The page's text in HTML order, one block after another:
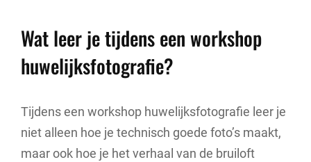
Wat leer je tijdens een workshop
huwelijksfotografie?
Tijdens een workshop huwelijksfotografie leer je
niet alleen hoe je technisch goede foto’s maakt,
maar ook hoe je het verhaal van de bruiloft